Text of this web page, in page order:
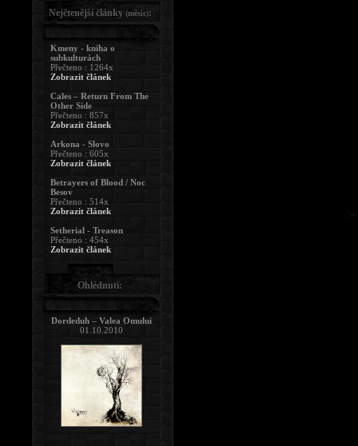
Nejčtenější články (měsíc):
Kmeny - kniha o
subkulturách
Přečteno : 1264x
Zobrazit článek
Cales – Return From The
Other Side
Přečteno : 857x
Zobrazit článek
Arkona - Slovo
Přečteno : 605x
Zobrazit článek
Betrayers of Blood / Noc
Besov
Přečteno : 514x
Zobrazit článek
Setherial - Treason
Přečteno : 454x
Zobrazit článek
Ohlédnutí:
Dordeduh – Valea Omului
01.10.2010